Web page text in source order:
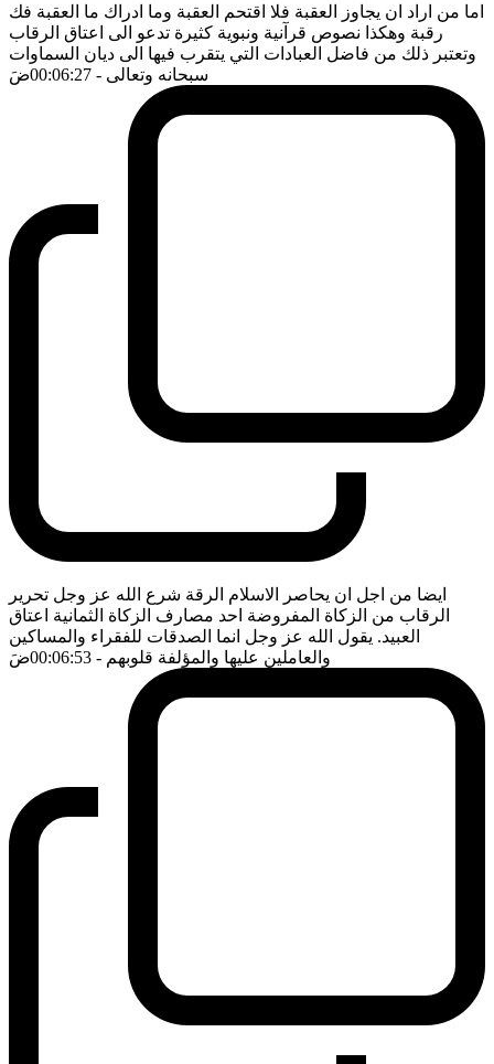
اما من اراد ان يجاوز العقبة فلا اقتحم العقبة وما ادراك ما العقبة فك
رقبة وهكذا نصوص قرآنية ونبوية كثيرة تدعو الى اعتاق الرقاب
وتعتبر ذلك من فاضل العبادات التي يتقرب فيها الى ديان السماوات
سبحانه وتعالى - 00:06:27 ضَ
ايضا من اجل ان يحاصر الاسلام الرقة شرع الله عز وجل تحرير
الرقاب من الزكاة المفروضة احد مصارف الزكاة الثمانية اعتاق
العبيد. يقول الله عز وجل انما الصدقات للفقراء والمساكين
والعاملين عليها والمؤلفة قلوبهم - 00:06:53 ضَ